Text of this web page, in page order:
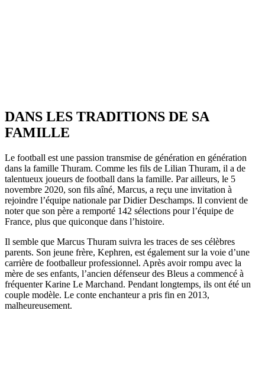
DANS LES TRADITIONS DE SA
FAMILLE
Le football est une passion transmise de génération en génération
dans la famille Thuram. Comme les fils de Lilian Thuram, il a de
talentueux joueurs de football dans la famille. Par ailleurs, le 5
novembre 2020, son fils aîné, Marcus, a reçu une invitation à
rejoindre l’équipe nationale par Didier Deschamps. Il convient de
noter que son père a remporté 142 sélections pour l’équipe de
France, plus que quiconque dans l’histoire.
Il semble que Marcus Thuram suivra les traces de ses célèbres
parents. Son jeune frère, Kephren, est également sur la voie d’une
carrière de footballeur professionnel. Après avoir rompu avec la
mère de ses enfants, l’ancien défenseur des Bleus a commencé à
fréquenter Karine Le Marchand. Pendant longtemps, ils ont été un
couple modèle. Le conte enchanteur a pris fin en 2013,
malheureusement.